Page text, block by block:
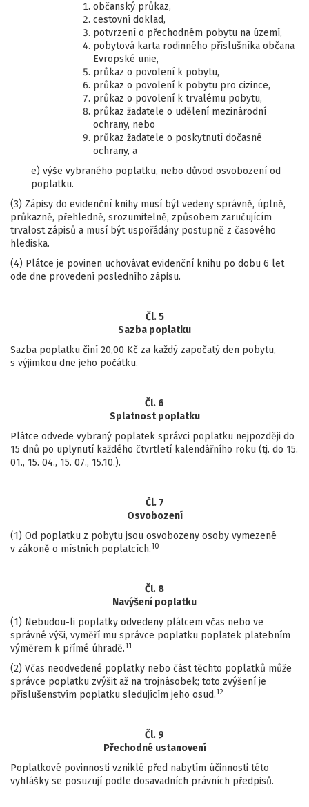
občanský průkaz,
cestovní doklad,
potvrzení o přechodném pobytu na území,
pobytová karta rodinného příslušníka občana
Evropské unie,
průkaz o povolení k pobytu,
průkaz o povolení k pobytu pro cizince,
průkaz o povolení k trvalému pobytu,
průkaz žadatele o udělení mezinárodní
ochrany, nebo
průkaz žadatele o poskytnutí dočasné
ochrany, a
e) výše vybraného poplatku, nebo důvod osvobození od
poplatku.
(3) Zápisy do evidenční knihy musí být vedeny správně, úplně,
průkazně, přehledně, srozumitelně, způsobem zaručujícím
trvalost zápisů a musí být uspořádány postupně z časového
hlediska.
(4) Plátce je povinen uchovávat evidenční knihu po dobu 6 let
ode dne provedení posledního zápisu.
Čl. 5
Sazba poplatku
Sazba poplatku činí 20,00 Kč za každý započatý den pobytu,
s výjimkou dne jeho počátku.
Čl. 6
Splatnost poplatku
Plátce odvede vybraný poplatek správci poplatku nejpozději do
15 dnů po uplynutí každého čtvrtletí kalendářního roku (tj. do 15.
01., 15. 04., 15. 07., 15.10.).
Čl. 7
Osvobození
(1) Od poplatku z pobytu jsou osvobozeny osoby vymezené
v zákoně o místních poplatcích.10
Čl. 8
Navýšení poplatku
(1) Nebudou-li poplatky odvedeny plátcem včas nebo ve
správné výši, vyměří mu správce poplatku poplatek platebním
výměrem k přímé úhradě.11
(2) Včas neodvedené poplatky nebo část těchto poplatků může
správce poplatku zvýšit až na trojnásobek; toto zvýšení je
příslušenstvím poplatku sledujícím jeho osud.12
Čl. 9
Přechodné ustanovení
Poplatkové povinnosti vzniklé před nabytím účinnosti této
vyhlášky se posuzují podle dosavadních právních předpisů.